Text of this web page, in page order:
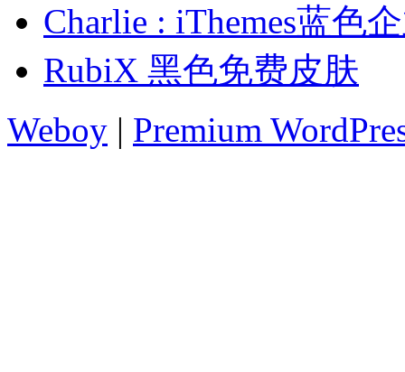
Charlie : iThemes蓝色
RubiX 黑色免费皮肤
Weboy | Premium